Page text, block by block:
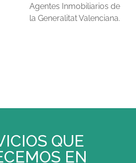
Agentes Inmobiliarios de
la Generalitat Valenciana.
QUE
EN